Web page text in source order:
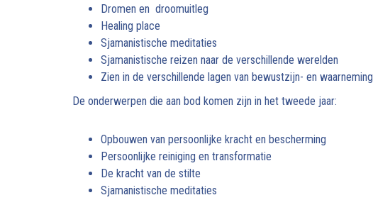
Dromen en droomuitleg
Healing place
Sjamanistische meditaties
Sjamanistische reizen naar de verschillende werelden
Zien in de verschillende lagen van bewustzijn- en waarneming
De onderwerpen die aan bod komen zijn in het tweede jaar:
Opbouwen van persoonlijke kracht en bescherming
Persoonlijke reiniging en transformatie
De kracht van de stilte
Sjamanistische meditaties